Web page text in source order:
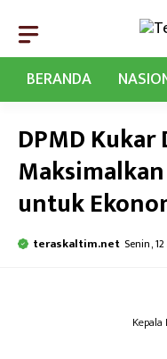
BERANDA
DPMD Kukar
untuk
teraskaltim.net Senin,